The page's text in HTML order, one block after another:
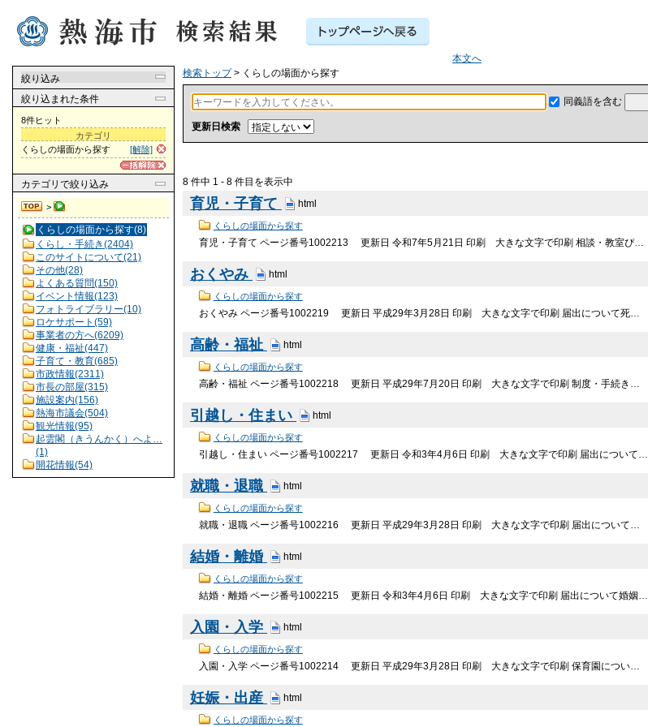
本文へ
絞り込み
絞り込まれた条件
8件ヒット
カテゴリ
[解除]
くらしの場面から探す
カテゴリ で絞り込み
>
くらしの場面から探す(8)
くらし・手続き(2404)
このサイトについて(21)
その他(28)
よくある質問(150)
イベント情報(123)
フォトライブラリー(10)
ロケサポート(59)
事業者の方へ(6209)
健康・福祉(447)
子育て・教育(685)
市政情報(2311)
市長の部屋(315)
施設案内(156)
熱海市議会(504)
観光情報(95)
起雲閣（きうんかく）へよ…
(1)
開花情報(54)
検索トップ> くらしの場面から探す
同義語を含む
更新日検索
8 件中 1 - 8 件目を表示中
育児・子育て html
くらしの場面から探す
育児・子育て ページ番号1002213 更新日 令和7年5月21日 印刷 大きな文字で印刷 相談・教室ぴ…
おくやみ html
くらしの場面から探す
おくやみ ページ番号1002219 更新日 平成29年3月28日 印刷 大きな文字で印刷 届出について死…
高齢・福祉 html
くらしの場面から探す
高齢・福祉 ページ番号1002218 更新日 平成29年7月20日 印刷 大きな文字で印刷 制度・手続き…
引越し・住まい html
くらしの場面から探す
引越し・住まい ページ番号1002217 更新日 令和3年4月6日 印刷 大きな文字で印刷 届出について…
就職・退職 html
くらしの場面から探す
就職・退職 ページ番号1002216 更新日 平成29年3月28日 印刷 大きな文字で印刷 届出について…
結婚・離婚 html
くらしの場面から探す
結婚・離婚 ページ番号1002215 更新日 令和3年4月6日 印刷 大きな文字で印刷 届出について婚姻…
入園・入学 html
くらしの場面から探す
入園・入学 ページ番号1002214 更新日 平成29年3月28日 印刷 大きな文字で印刷 保育園につい…
妊娠・出産 html
くらしの場面から探す